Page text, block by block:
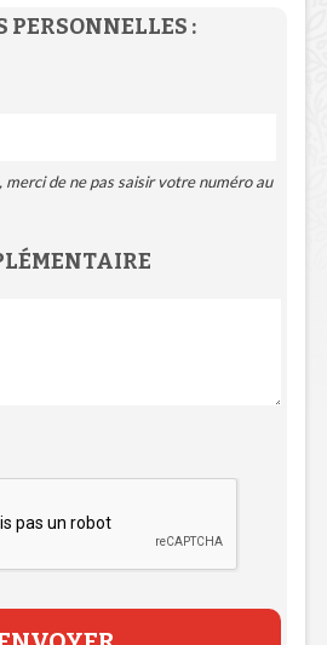
:
merci de ne pas saisir votre numéro au